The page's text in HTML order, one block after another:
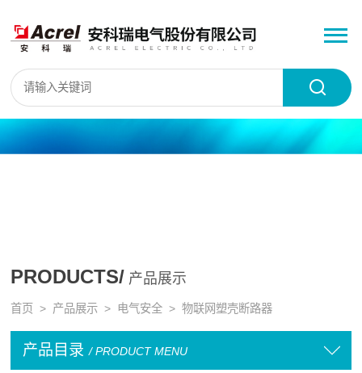
PRODUCTS/ 产品展示
首页 > 产品展示 > 电气安全 >物联网塑壳断路器
产品目录 / PRODUCT MENU